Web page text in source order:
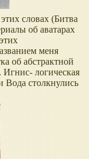
словах (Битва
об аватарах
меня
об абстрактной
. Игнис- логическая
Вода столкнулись